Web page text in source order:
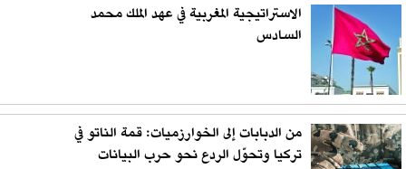
الاستراتيجية المغربية في عهد الملك محمد
السادس
من الدبابات إلى الخوارزميات: قمة الناتو في
تركيا وتحوّل الردع نحو حرب البيانات